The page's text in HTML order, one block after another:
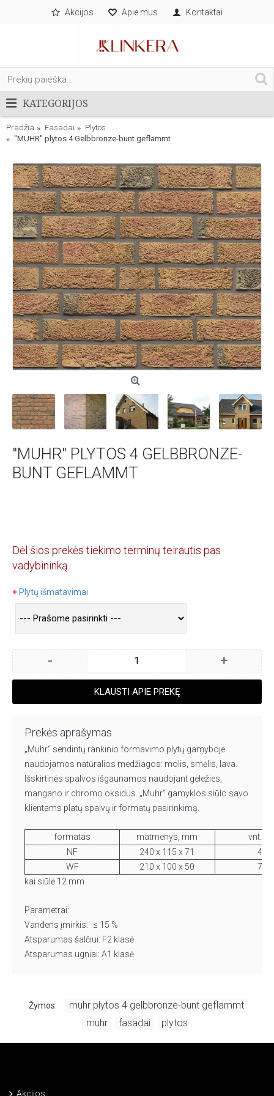
Akcijos Apie mus Kontaktai
KATEGORIJOS
Pradžia Fasadai
Plytos
"MUHR" plytos 4 Gelbbronze-bunt geflammt
"MUHR" PLYTOS 4 GELBBRONZE-
BUNT GEFLAMMT
Dėl šios prekės tiekimo terminų teirautis pas
vadybininką.
Plytų išmatavimai
- +
KLAUSTI APIE PREKĘ
Prekės aprašymas
„Muhr“ sendintų rankinio formavimo plytų gamyboje
naudojamos natūralios medžiagos: molis, smėlis, lava.
Išskirtinės spalvos išgaunamos naudojant geležies,
mangano ir chromo oksidus. „Muhr“ gamyklos siūlo savo
klientams platų spalvų ir formatų pasirinkimą.
formatas matmenys, mm
vnt./
NF
240 x 115 x 71
48
WF
210 x 100 x 50
75
kai siūlė 12 mm
Parametrai:
Vandens įmirkis: ≤ 15 %
Atsparumas šalčiui: F2 klasė
Atsparumas ugniai: A1 klasė
Žymos: muhr plytos 4 gelbbronze-bunt geflammt
muhr fasadai plytos
Akcijos